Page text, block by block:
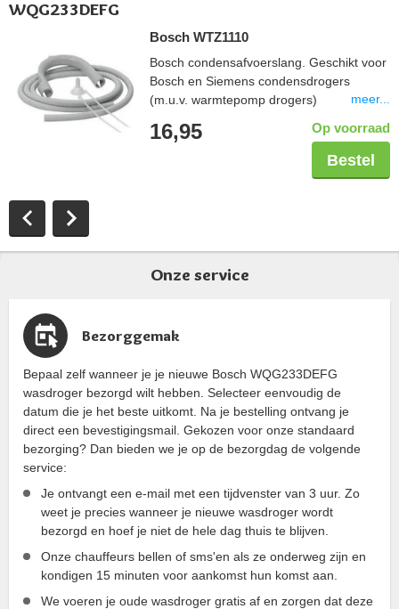
WQG233DEFG
Bosch WTZ1110
Bosch condensafvoerslang. Geschikt voor
Bosch en Siemens condensdrogers
(m.u.v. warmtepomp drogers)
meer...
16,95 Op voorraad
Bestel
Onze service
Bezorggemak
Bepaal zelf wanneer je je nieuwe Bosch WQG233DEFG
wasdroger bezorgd wilt hebben. Selecteer eenvoudig de
datum die je het beste uitkomt. Na je bestelling ontvang je
direct een bevestigingsmail. Gekozen voor onze standaard
bezorging? Dan bieden we je op de bezorgdag de volgende
service:
Je ontvangt een e-mail met een tijdvenster van 3 uur. Zo
weet je precies wanneer je nieuwe wasdroger wordt
bezorgd en hoef je niet de hele dag thuis te blijven.
Onze chauffeurs bellen of sms'en als ze onderweg zijn en
kondigen 15 minuten voor aankomst hun komst aan.
We voeren je oude wasdroger gratis af en zorgen dat deze